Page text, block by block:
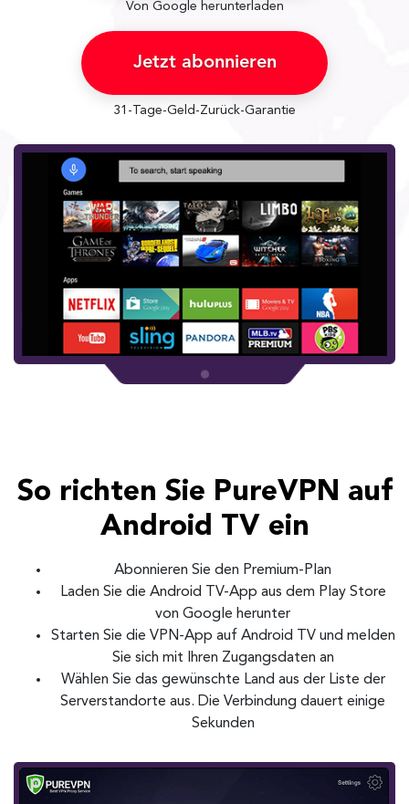
Von Google herunterladen
Jetzt abonnieren
31-Tage-Geld-Zurück-Garantie
So richten Sie PureVPN auf
Android TV ein
Abonnieren Sie den Premium-Plan
Laden Sie die Android TV-App aus dem Play Store
von Google herunter
Starten Sie die VPN-App auf Android TV und melden
Sie sich mit Ihren Zugangsdaten an
Wählen Sie das gewünschte Land aus der Liste der
Serverstandorte aus. Die Verbindung dauert einige
Sekunden